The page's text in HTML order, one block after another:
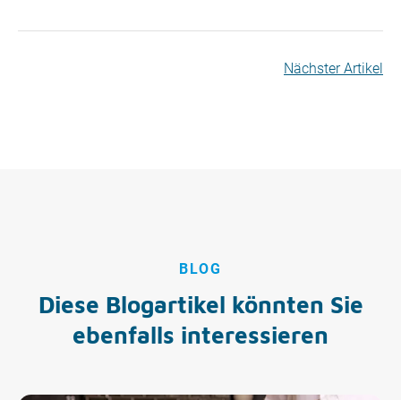
Nächster Artikel
BLOG
Diese Blogartikel könnten Sie
ebenfalls interessieren